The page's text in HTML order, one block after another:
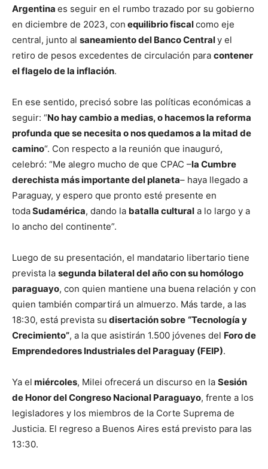
Argentina es seguir en el rumbo trazado por su gobierno
en diciembre de 2023, con equilibrio fiscalcomo eje
central, junto al saneamiento del Banco Centraly el
retiro de pesos excedentes de circulación para contener
el flagelo de la inflación.
En ese sentido, precisó sobre las políticas económicas a
seguir: “No hay cambio a medias, o hacemos la reforma
profunda que se necesita o nos quedamos a la mitad de
camino“. Con respecto a la reunión que inauguró,
celebró: “Me alegro mucho de que CPAC –la Cumbre
derechista más importante del planeta– haya llegado a
Paraguay, y espero que pronto esté presente en
todaSudamérica, dando la batalla cultural a lo largo y a
lo ancho del continente”.
Luego de su presentación, el mandatario libertario tiene
prevista la segunda bilateral del año con su homólogo
paraguayo, con quien mantiene una buena relación y con
quien también compartirá un almuerzo. Más tarde, a las
18:30, está prevista su disertación sobre “Tecnología y
Crecimiento”, a la que asistirán 1.500 jóvenes del Foro de
Emprendedores Industriales del Paraguay (FEIP).
Ya el miércoles, Milei ofrecerá un discurso en la Sesión
de Honor del Congreso Nacional Paraguayo, frente a los
legisladores y los miembros de la Corte Suprema de
Justicia. El regreso a Buenos Aires está previsto para las
13:30.